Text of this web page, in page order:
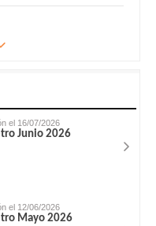
el 16/07/2026
Junio 2026
el 12/06/2026
Mayo 2026